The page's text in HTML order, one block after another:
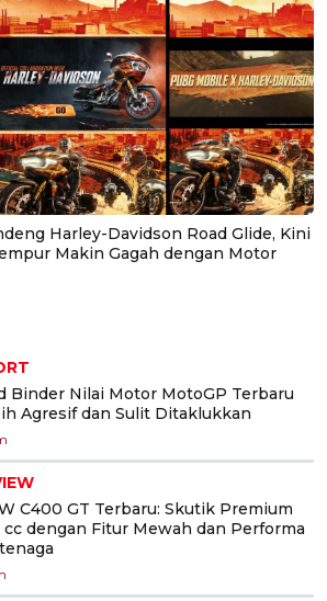
Harley-Davidson Road Glide, Kini
Makin Gagah dengan Motor
Binder Nilai Motor MotoGP Terbaru
Agresif dan Sulit Ditaklukkan
C400 GT Terbaru: Skutik Premium
cc dengan Fitur Mewah dan Performa